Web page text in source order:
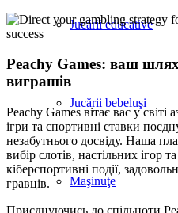
Jucării educative
Jucării bebeluşi
Maşinuţe
Peachy Games: ваш
виграшів
Peachy Games вітає вас у світі
ігри та спортивні ставки
незабутнього досвіду. Наша
вибір слотів, настільних ігор
кіберспортивні події,
гравців.
Приєднуючись до спільноти